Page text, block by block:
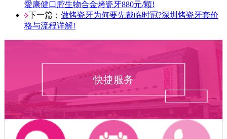
愛康健口腔生物合金烤瓷牙880元/顆!
下一篇： 做烤瓷牙为何要先戴临时冠?深圳烤瓷牙套价
格与流程详解!
快捷服务